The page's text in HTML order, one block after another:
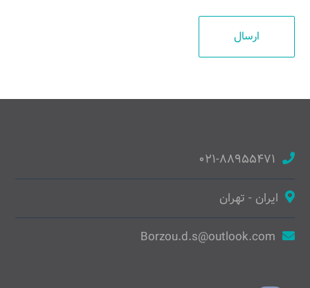
۰۲۱-۸۸۹۵۵۴۷۱
ایران - تهران
Borzou.d.s@outlook.com